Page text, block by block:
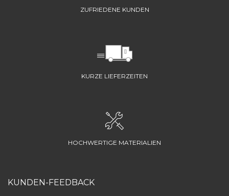
ZUFRIEDENE KUNDEN
KURZE LIEFERZEITEN
HOCHWERTIGE MATERIALIEN
KUNDEN-FEEDBACK